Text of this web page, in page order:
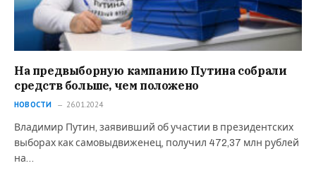
На предвыборную кампанию Путина собрали
средств больше, чем положено
НОВОСТИ 26.01.2024
Владимир Путин, заявивший об участии в президентских
выборах как самовыдвиженец, получил 472,37 млн рублей
на…